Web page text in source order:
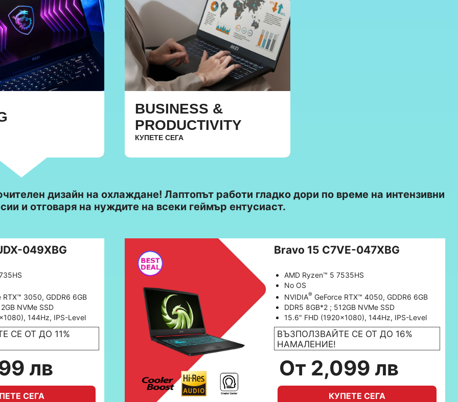
BUSINESS &
PRODUCTIVITY
КУПЕТЕ СЕГА
дизайн на охлаждане! Лаптопът работи гладко дори по време на интензивни
и отговаря на нуждите на всеки геймър ентусиаст.
049XBG
RTX™ 3050, GDDR6 6GB
NVMe SSD
144Hz, IPS-Level
СЕ ОТ ДО 11%
лв
СЕГА
Bravo 15 C7VE-047XBG
AMD Ryzen™ 5 7535HS
No OS
NVIDIA®GeForce RTX™ 4050, GDDR6 6GB
DDR5 8GB*2 ; 512GB NVMe SSD
15.6" FHD (1920x1080), 144Hz, IPS-Level
ВЪЗПОЛЗВАЙТЕ СЕ ОТ ДО 16%
НАМАЛЕНИЕ!
От 2,099 лв
КУПЕТЕ СЕГА